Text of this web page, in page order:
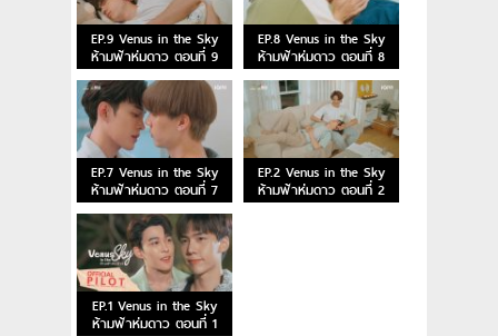
EP.9 Venus in the Sky
ห้ามฟ้าห่มดาว ตอนที่ 9
EP.8 Venus in the Sky
ห้ามฟ้าห่มดาว ตอนที่ 8
EP.7 Venus in the Sky
ห้ามฟ้าห่มดาว ตอนที่ 7
EP.2 Venus in the Sky
ห้ามฟ้าห่มดาว ตอนที่ 2
EP.1 Venus in the Sky
ห้ามฟ้าห่มดาว ตอนที่ 1